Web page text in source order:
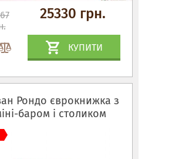
25330 грн.
КУПИТИ
Рондо єврокнижка з
баром і столиком